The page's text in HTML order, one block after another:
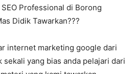
Professional di Borong
Didik Tawarkan???
internet marketing google dari
sekali yang bias anda pelajari dari